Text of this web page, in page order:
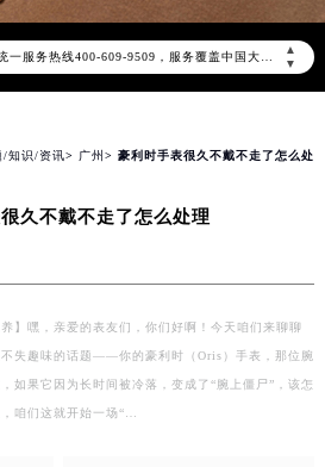
▲
▼
全国官方售后客户服务热线：400-609-9509
豪利时官方全国统一服务热线400-609-9509，服务覆盖中国大陆、香港、澳门、台湾全部区域（非大陆需加拨“+86”）
售后服务中心最新网点地址：
北京市东城区东长安街1号东方广场写字楼W3座6层602室（需提前预约）
常州市新北区龙锦路1590号现代传媒中心写字楼5号楼10层1008室（需提前预约）
徐州市鼓楼区淮海东路29号苏宁广场IFC国际金融中心写字楼35层3508室（需提前预约）
扬州市邗江区国展路29号星耀天地写字楼1号楼18层1803室（需提前预约）
/知识/资讯> 广州 > 豪利时手表很久不戴不走了怎么处
久不戴不走了怎么处理
养】嘿，亲爱的表友们，你们好啊！今天咱们来聊聊
不失趣味的话题——你的豪利时（Oris）手表，那位腕
，如果它因为长时间被冷落，变成了“腕上僵尸”，该怎
咱们这就开始一场“…